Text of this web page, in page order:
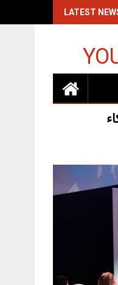
LATEST